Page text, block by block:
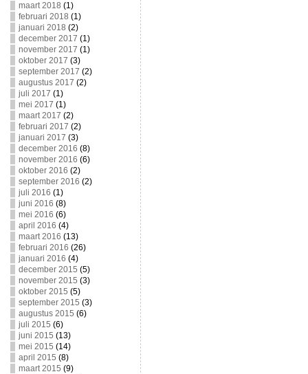
maart 2018 (1)
februari 2018 (1)
januari 2018 (2)
december 2017 (1)
november 2017 (1)
oktober 2017 (3)
september 2017 (2)
augustus 2017 (2)
juli 2017 (1)
mei 2017 (1)
maart 2017 (2)
februari 2017 (2)
januari 2017 (3)
december 2016 (8)
november 2016 (6)
oktober 2016 (2)
september 2016 (2)
juli 2016 (1)
juni 2016 (8)
mei 2016 (6)
april 2016 (4)
maart 2016 (13)
februari 2016 (26)
januari 2016 (4)
december 2015 (5)
november 2015 (3)
oktober 2015 (5)
september 2015 (3)
augustus 2015 (6)
juli 2015 (6)
juni 2015 (13)
mei 2015 (14)
april 2015 (8)
maart 2015 (9)